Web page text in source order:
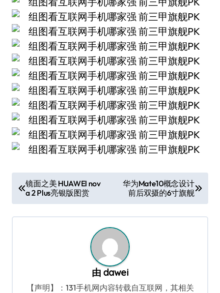
章
导
镜面之美 HUAWEI nov
a 2 Plus亮银版图赏
华为Mate10概念设计
前后双摄的6寸旗舰
由 dawei
【声明】：131手机网内容转载自互联网，其相关